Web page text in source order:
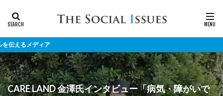
CARE LAND 金澤氏インタビュー「病気・障がいで